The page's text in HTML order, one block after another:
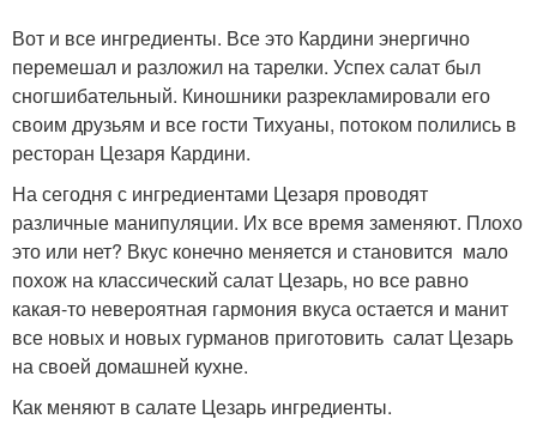
Вот и все ингредиенты. Все это Кардини энергично
перемешал и разложил на тарелки. Успех салат был
сногшибательный. Киношники разрекламировали его
своим друзьям и все гости Тихуаны, потоком полились в
ресторан Цезаря Кардини.
На сегодня с ингредиентами Цезаря проводят
различные манипуляции. Их все время заменяют. Плохо
это или нет? Вкус конечно меняется и становится мало
похож на классический салат Цезарь, но все равно
какая-то невероятная гармония вкуса остается и манит
все новых и новых гурманов приготовить салат Цезарь
на своей домашней кухне.
Как меняют в салате Цезарь ингредиенты.